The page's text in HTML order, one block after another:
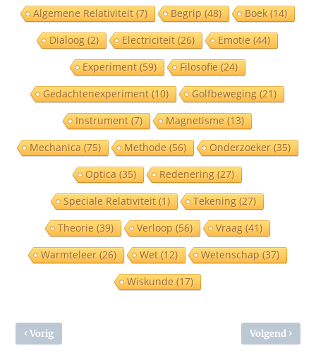
Algemene Relativiteit(7) Begrip(48) Boek(14)
Dialoog(2) Electriciteit(26) Emotie (44)
Experiment(59) Filosofie(24)
Gedachtenexperiment(10) Golfbeweging(21)
Instrument(7) Magnetisme (13)
Mechanica(75) Methode(56) Onderzoeker(35)
Optica (35) Redenering(27)
Speciale Relativiteit(1) Tekening(27)
Theorie(39) Verloop(56) Vraag(41)
Warmteleer(26) Wet(12) Wetenschap(37)
Wiskunde(17)
‹ Vorig Volgend ›